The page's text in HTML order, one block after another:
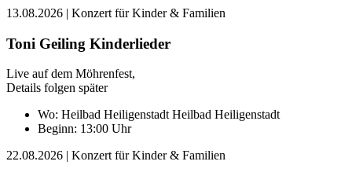
13.08.2026 | Konzert für Kinder & Familien
Toni Geiling Kinderlieder
Live auf dem Möhrenfest,
Details folgen später
Wo: Heilbad Heiligenstadt Heilbad Heiligenstadt
Beginn: 13:00 Uhr
22.08.2026 | Konzert für Kinder & Familien